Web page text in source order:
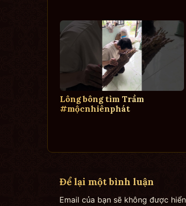
Lông bông tìm Trầm
#mộcnhiênphát
Để lại một bình luận
Email của bạn sẽ không được